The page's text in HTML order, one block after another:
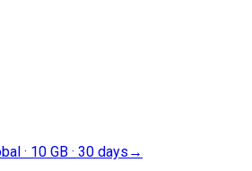
· 10 GB · 30 days →